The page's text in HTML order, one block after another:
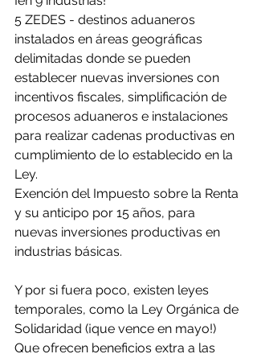
5 ZEDES - destinos aduaneros
instalados en áreas geográficas
delimitadas donde se pueden
establecer nuevas inversiones con
incentivos fiscales, simplificación de
procesos aduaneros e instalaciones
para realizar cadenas productivas en
cumplimiento de lo establecido en la
Ley.
Exención del Impuesto sobre la Renta
y su anticipo por 15 años, para
nuevas inversiones productivas en
industrias básicas.
Y por si fuera poco, existen leyes
temporales, como la Ley Orgánica de
Solidaridad (¡que vence en mayo!)
Que ofrecen beneficios extra a las